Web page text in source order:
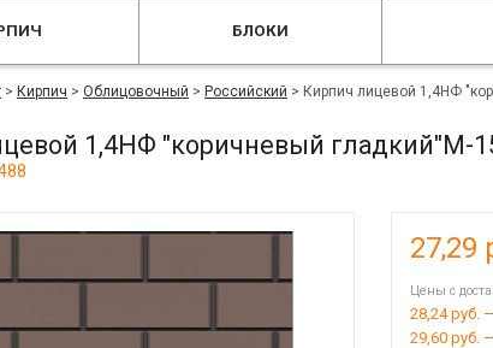
БЛОКИ
> Кирпич > Облицовочный > Российский > Кирпич лицевой 1,4НФ
1,4НФ "коричневый гладкий"М-
27,29
Цены с
28,24 руб.
29,60 руб.